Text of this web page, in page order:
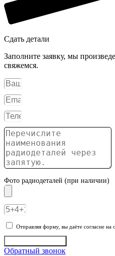
Сдать детали
Заполните заявку, мы
свяжемся.
Фото радиодеталей (при наличии)
Отправляя форму, вы даёте согласие
Обратный звонок